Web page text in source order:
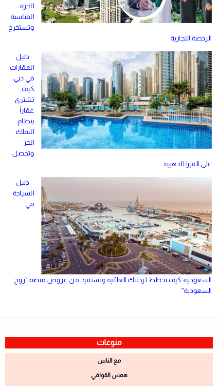
الحرة
المناسبة
وتستخرج
الرخصة التجارية
دليل
العقارات
في دبي:
كيف
تشتري
عقاراً
بنظام
التملك
الحر
وتحصل
على الفيزا الذهبية
دليل
السياحة
في
السعودية: كيف تخطط لرحلتك العائلية وتستفيد من عروض منصة "روح
السعودية"
منوعات
مع الناس
همس القوافي